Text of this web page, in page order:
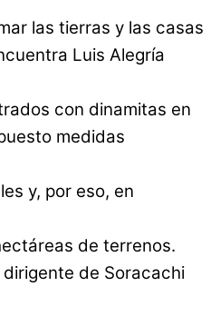
las tierras y las casas
Luis Alegría
con dinamitas en
medidas
y, por eso, en
de terrenos.
de Soracachi